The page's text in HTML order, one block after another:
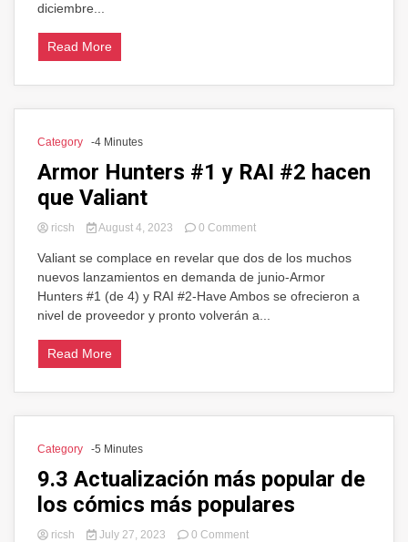
diciembre...
Read More
Category -4 Minutes
Armor Hunters #1 y RAI #2 hacen
que Valiant
ricsh August 4, 2023 0 Commenton
Hunters
#1
y
Valiant se complace en revelar que dos de los muchos
nuevos lanzamientos en demanda de junio-Armor
Hunters #1 (de 4) y RAI #2-Have Ambos se ofrecieron a
nivel de proveedor y pronto volverán a...
Read More
Category -5 Minutes
9.3 Actualización más popular de
los cómics más populares
ricsh July 27, 2023 0 Commenton